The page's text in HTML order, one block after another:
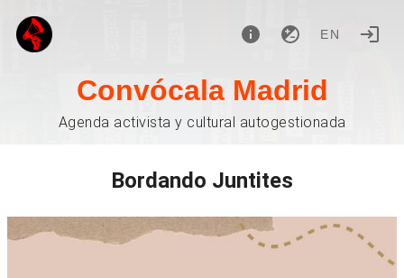
EN
Convócala Madrid
Agenda activista y cultural autogestionada
Bordando Juntites